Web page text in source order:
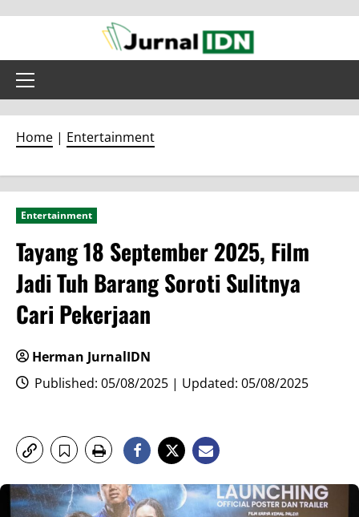
content
Primary
Home | Entertainment
Entertainment
Tayang 18 September 2025, Film
Jadi Tuh Barang Soroti Sulitnya
Cari Pekerjaan
Herman JurnalIDN
Published: 05/08/2025 | Updated: 05/08/2025